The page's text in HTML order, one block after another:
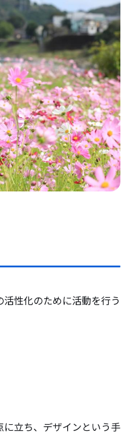
性化のために活動を行う
に立ち、デザインという手